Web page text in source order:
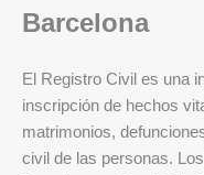
Barcelona
El Registro Civil es una
inscripción de hechos
matrimonios,
civil de las personas.